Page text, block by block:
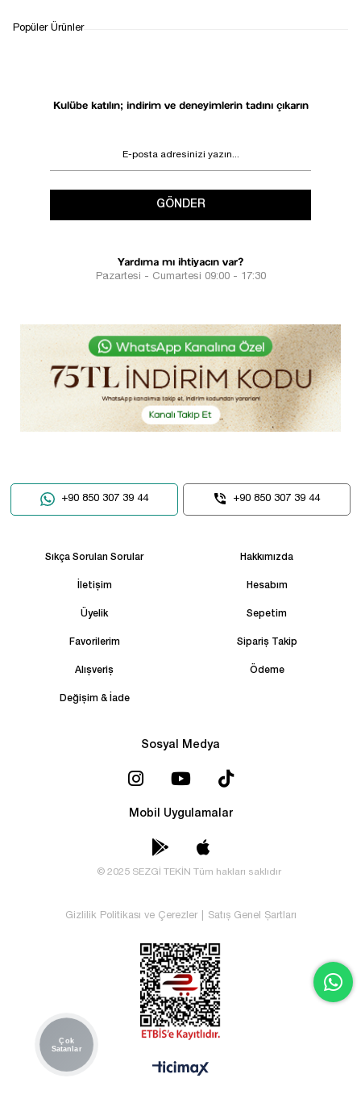
İADE&DEĞİŞİM
Kulübe katılın; indirim ve deneyimlerin tadını çıkarın
GÖNDER
Yardıma mı ihtiyacın var?
Pazartesi - Cumartesi 09:00 - 17:30
+90 850 307 39 44 +90 850 307 39 44
Sıkça Sorulan Sorular Hakkımızda
İletişim Hesabım
Üyelik Sepetim
Favorilerim Sipariş Takip
Alışveriş Ödeme
Değişim & İade
Sosyal Medya
Mobil Uygulamalar
© 2025 SEZGİ TEKİN Tüm hakları saklıdır
Gizlilik Politikası ve Çerezler Satış Genel Şartları
Çok
Satanlar
Popüler Ürünler